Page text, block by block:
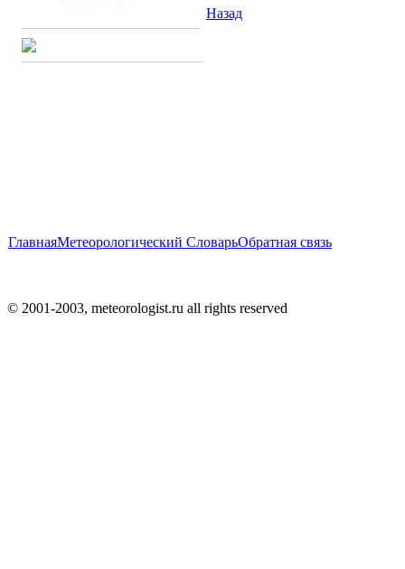
Назад
ГлавнаяМетеорологический СловарьОбратная связь
© 2001-2003, meteorologist.ru all rights reserved